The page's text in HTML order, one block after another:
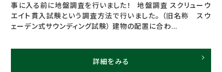
事に入る前に地盤調査を行いました！ 地盤調査 スクリューウ
エイト貫入試験という調査方法で行いました。 （旧名称 スウ
ェーデン式サウンディング試験） 建物の配置に合わ...
詳細をみる